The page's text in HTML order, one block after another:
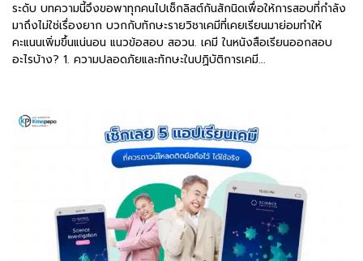
ระดับ บทความนี้จึงขอพาทุกคนไปเช็กลิสต์กันสักนิดเพื่อให้การสอบที่กำลัง
มาถึงไม่ใช่เรื่องยาก บวกกับทักษะรายวิชาเคมีที่เคยเรียนมาย่อมทำให้
คะแนนเพิ่มขึ้นแน่นอน แนวข้อสอบ สอวน. เคมี ในหนังสือเรียนออกสอบ
อะไรบ้าง? 1. ความปลอดภัยและทักษะในปฏิบัติการเคมี...